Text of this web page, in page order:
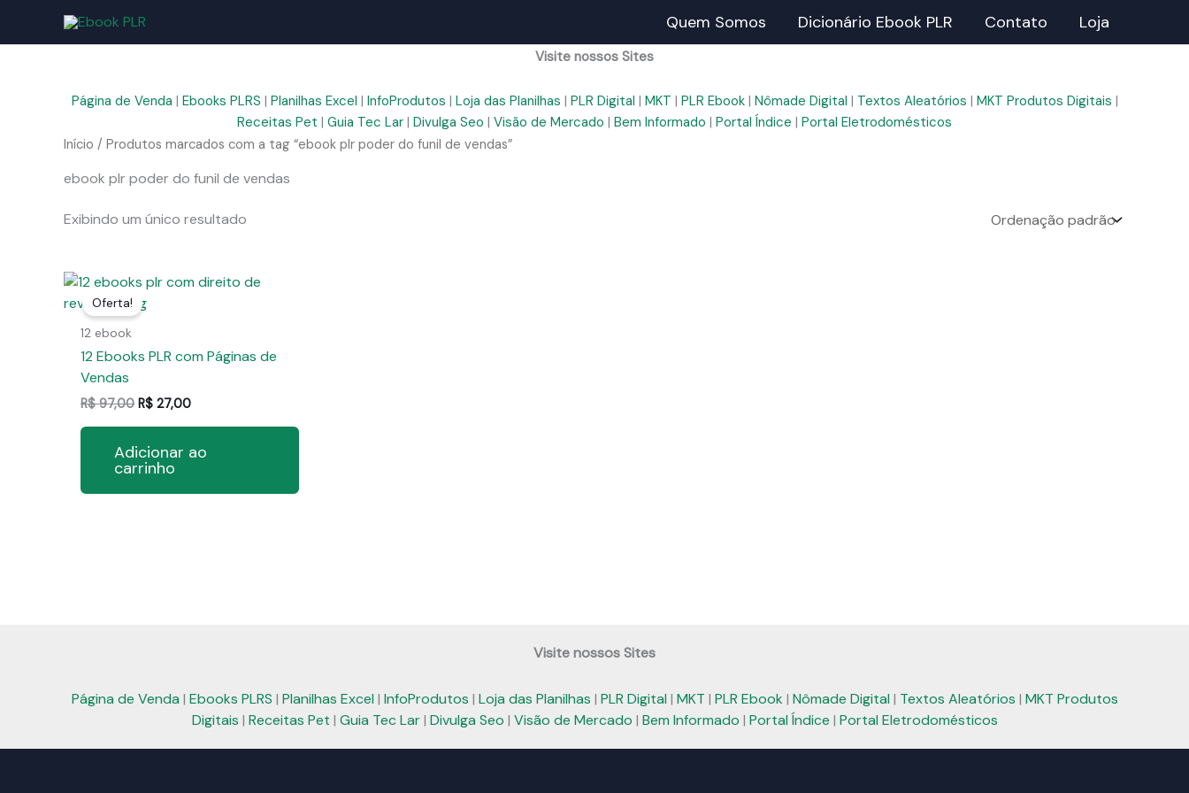
Quem Somos Dicionário Ebook PLR Contato Loja
Visite nossos Sites
Página de Venda | Ebooks PLRS | Planilhas Excel | InfoProdutos | Loja das Planilhas | PLR Digital | MKT | PLR Ebook| Nômade Digital | Textos Aleatórios | MKT Produtos Digitais |
Receitas Pet | Guia Tec Lar | Divulga Seo | Visão de Mercado | Bem Informado | Portal Índice | Portal Eletrodomésticos
Início / Produtos marcados com a tag “ebook plr poder do funil de vendas”
ebook plr poder do funil de vendas
Exibindo um único resultado
Oferta!
12 ebook
12 Ebooks PLR com Páginas de
Vendas
R$97,00 O
era:
R$ 97,00.
R$ 27,00O
é:
Adicionar ao
carrinho
Visite nossos Sites
Página de Venda | Ebooks PLRS | Planilhas Excel | InfoProdutos | Loja das Planilhas | PLR Digital | MKT | PLR Ebook | Nômade Digital | Textos Aleatórios | MKT Produtos
Digitais | Receitas Pet | Guia Tec Lar| Divulga Seo | Visão de Mercado | Bem Informado | Portal Índice | Portal Eletrodomésticos